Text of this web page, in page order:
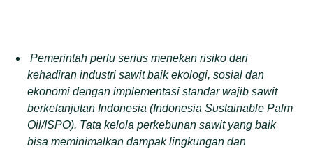
Pemerintah perlu serius menekan risiko dari
kehadiran industri sawit baik ekologi, sosial dan
ekonomi dengan implementasi standar wajib sawit
berkelanjutan Indonesia (Indonesia Sustainable Palm
Oil/ISPO). Tata kelola perkebunan sawit yang baik
bisa meminimalkan dampak lingkungan dan